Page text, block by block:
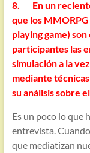
8. En un reciente
que los
playing game)
participantes las
simulación a la
mediante
su análisis sobre
Es un poco lo que
entrevista.
que mediatizan